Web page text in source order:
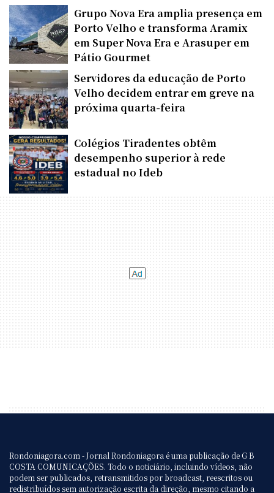
Grupo Nova Era amplia presença em
Porto Velho e transforma Aramix
em Super Nova Era e Arasuper em
Pátio Gourmet
Servidores da educação de Porto
Velho decidem entrar em greve na
próxima quarta-feira
Colégios Tiradentes obtêm
desempenho superior à rede
estadual no Ideb
Rondoniagora.com - Jornal Rondoniagora é uma publicação de G B
COSTA COMUNICAÇÕES. Todo o noticiário, incluindo vídeos, não
podem ser publicados, retransmitidos por broadcast, reescritos ou
redistribuídos sem autorização escrita da direção, mesmo citando a